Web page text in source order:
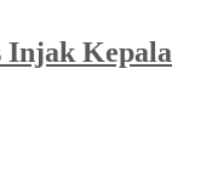
Injak Kepala